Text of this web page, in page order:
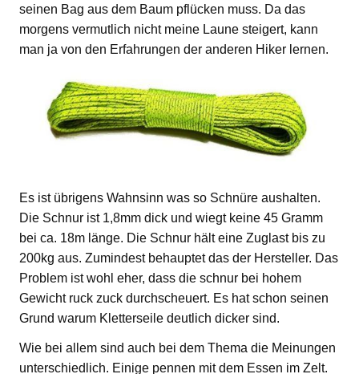
seinen Bag aus dem Baum pflücken muss. Da das
morgens vermutlich nicht meine Laune steigert, kann
man ja von den Erfahrungen der anderen Hiker lernen.
Es ist übrigens Wahnsinn was so Schnüre aushalten.
Die Schnur ist 1,8mm dick und wiegt keine 45 Gramm
bei ca. 18m länge. Die Schnur hält eine Zuglast bis zu
200kg aus. Zumindest behauptet das der Hersteller. Das
Problem ist wohl eher, dass die schnur bei hohem
Gewicht ruck zuck durchscheuert. Es hat schon seinen
Grund warum Kletterseile deutlich dicker sind.
Wie bei allem sind auch bei dem Thema die Meinungen
unterschiedlich. Einige pennen mit dem Essen im Zelt.